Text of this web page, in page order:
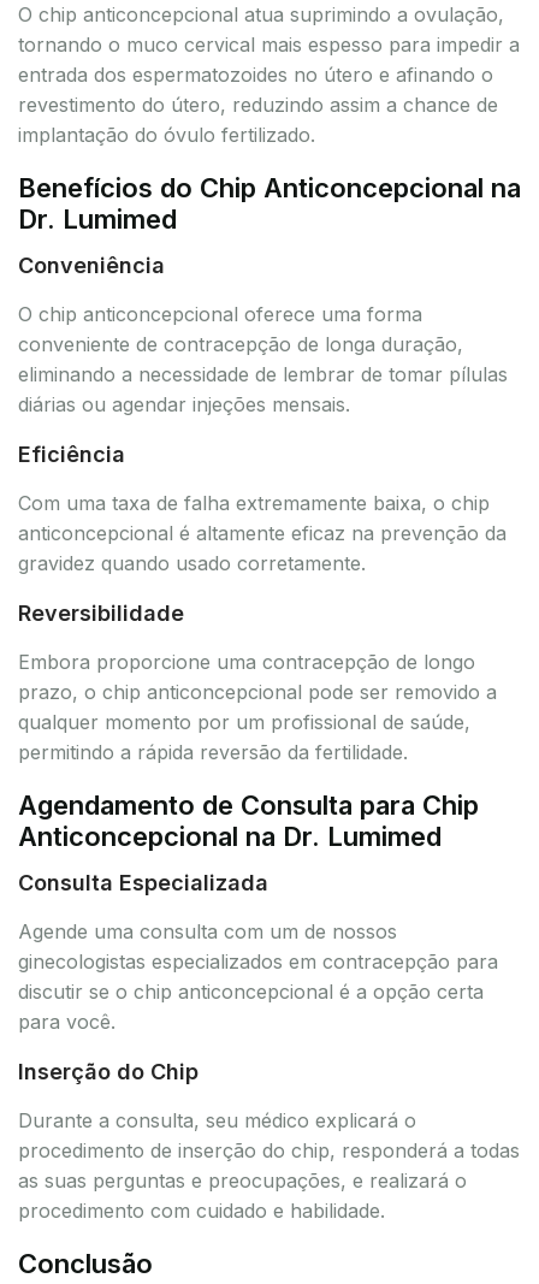
O chip anticoncepcional atua suprimindo a ovulação,
tornando o muco cervical mais espesso para impedir a
entrada dos espermatozoides no útero e afinando o
revestimento do útero, reduzindo assim a chance de
implantação do óvulo fertilizado.
Benefícios do Chip Anticoncepcional na
Dr. Lumimed
Conveniência
O chip anticoncepcional oferece uma forma
conveniente de contracepção de longa duração,
eliminando a necessidade de lembrar de tomar pílulas
diárias ou agendar injeções mensais.
Eficiência
Com uma taxa de falha extremamente baixa, o chip
anticoncepcional é altamente eficaz na prevenção da
gravidez quando usado corretamente.
Reversibilidade
Embora proporcione uma contracepção de longo
prazo, o chip anticoncepcional pode ser removido a
qualquer momento por um profissional de saúde,
permitindo a rápida reversão da fertilidade.
Agendamento de Consulta para Chip
Anticoncepcional na Dr. Lumimed
Consulta Especializada
Agende uma consulta com um de nossos
ginecologistas especializados em contracepção para
discutir se o chip anticoncepcional é a opção certa
para você.
Inserção do Chip
Durante a consulta, seu médico explicará o
procedimento de inserção do chip, responderá a todas
as suas perguntas e preocupações, e realizará o
procedimento com cuidado e habilidade.
Conclusão